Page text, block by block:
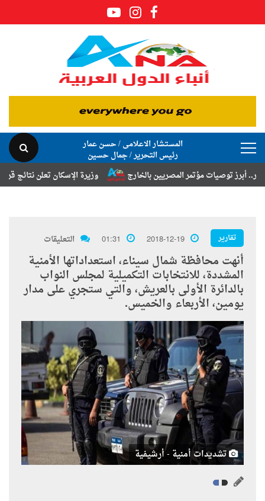
المستشار الاعلامى / حسن عمار
رئيس التحرير / جمال حسين
وزيرة الإسكان تعلن نتائج قرعة
مؤتمر المصريين بالخارج
تقارير 2018-12-19
01:31 التعليقات
أنهت محافظة شمال سيناء، استعداداتها الأمنية
المشددة، للانتخابات التكميلية لمجلس النواب
بالدائرة الأولى بالعريش، والتي ستجري على مدار
يومين، الأربعاء والخميس.
تشديدات أمنية - أرشيفية